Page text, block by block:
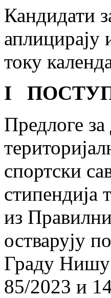
Кандидати
аплицирају
току
I
Предлоге
спортски
стипендија
из
остварују
Граду Нишу
85/2023 и